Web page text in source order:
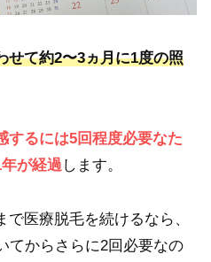
せて約2〜3ヵ月に1度の照
するには5回程度必要なた
が経過します。
医療脱毛を続けるなら、
てからさらに2回必要なの